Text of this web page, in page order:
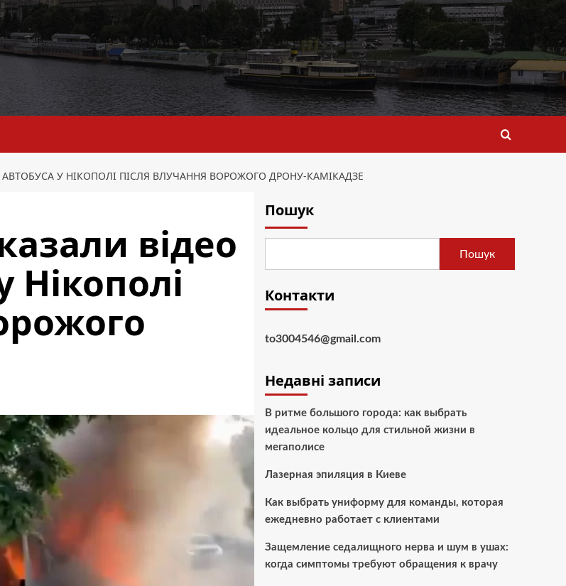
У НІКОПОЛІ ПІСЛЯ ВЛУЧАННЯ ВОРОЖОГО ДРОНУ-КАМІКАДЗЕ
відео
Нікополі
Пошук
Пошук
Контакти
to3004546@gmail.com
Недавні записи
В ритме большого города: как выбрать
идеальное кольцо для стильной жизни в
мегаполисе
Лазерная эпиляция в Киеве
Как выбрать униформу для команды, которая
ежедневно работает с клиентами
Защемление седалищного нерва и шум в ушах:
когда симптомы требуют обращения к врачу